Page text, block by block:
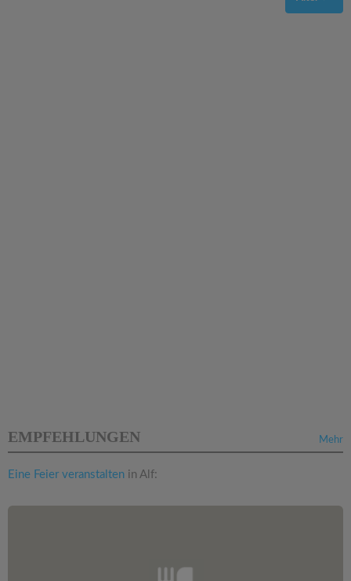
Mehr
EMPFEHLUNGEN
Eine Feier veranstalten in Alf: